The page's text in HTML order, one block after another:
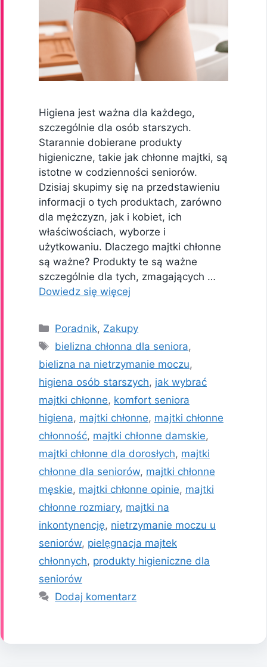
Higiena jest ważna dla każdego,
szczególnie dla osób starszych.
Starannie dobierane produkty
higieniczne, takie jak chłonne majtki, są
istotne w codzienności seniorów.
Dzisiaj skupimy się na przedstawieniu
informacji o tych produktach, zarówno
dla mężczyzn, jak i kobiet, ich
właściwościach, wyborze i
użytkowaniu. Dlaczego majtki chłonne
są ważne? Produkty te są ważne
szczególnie dla tych, zmagających …
Dowiedz się więcej
Kategorie
Poradnik, Zakupy
Tagi
bielizna chłonna dla seniora,
bielizna na nietrzymanie moczu,
higiena osób starszych, jak wybrać
majtki chłonne, komfort seniora
higiena, majtki chłonne, majtki chłonne
chłonność, majtki chłonne damskie,
majtki chłonne dla dorosłych, majtki
chłonne dla seniorów, majtki chłonne
męskie, majtki chłonne opinie, majtki
chłonne rozmiary, majtki na
inkontynencję, nietrzymanie moczu u
seniorów, pielęgnacja majtek
chłonnych, produkty higieniczne dla
seniorów
Dodaj komentarz